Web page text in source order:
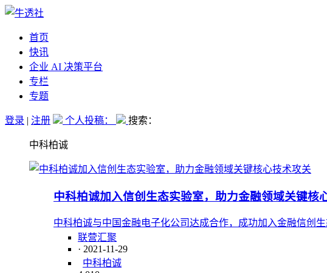
首页
快讯
企业 AI 决策平台
专栏
专题
登录 | 注册 个人投稿： 搜索：
中科柏诚
中科柏诚加入信创生态实验室，助力金融领域关键核
中科柏诚与中国金融电子化公司达成合作，成功加入金融信创
联营汇聚
· 2021-11-29
中科柏诚